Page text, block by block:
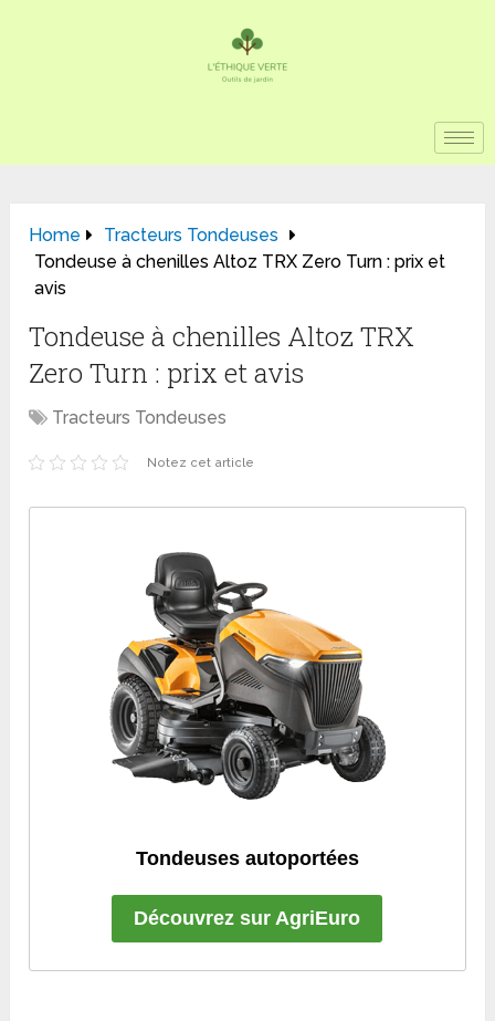
Home
Tracteurs Tondeuses
Tondeuse à chenilles Altoz TRX Zero Turn : prix et
avis
Tondeuse à chenilles Altoz TRX
Zero Turn : prix et avis
Tracteurs Tondeuses
Notez cet article
Tondeuses autoportées
Découvrez sur AgriEuro